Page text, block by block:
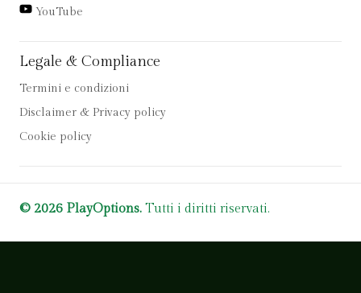
YouTube
Legale & Compliance
Termini e condizioni
Disclaimer & Privacy policy
Cookie policy
© 2026 PlayOptions. Tutti i diritti riservati.